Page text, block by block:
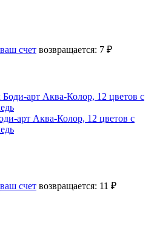
ваш счет возвращается: 7 ₽
арт Аква-Колор, 12 цветов с
ваш счет возвращается: 11 ₽